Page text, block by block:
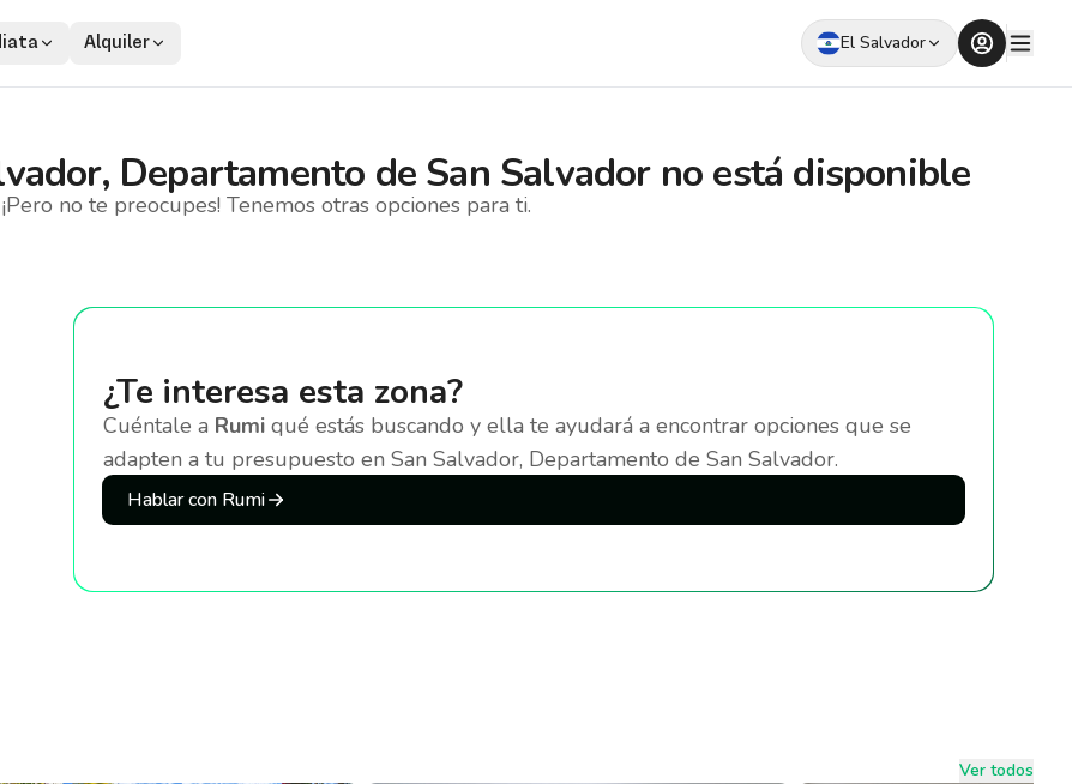
Alquiler El Salvador
Departamento de San Salvador no está disponible
¡Pero no te preocupes! Tenemos otras opciones para ti.
¿Te interesa esta zona?
Cuéntale a Rumi qué estás buscando y ella te ayudará a encontrar opciones que se
adapten a tu presupuesto en San Salvador, Departamento de San Salvador.
Hablar con Rumi
Ver todos